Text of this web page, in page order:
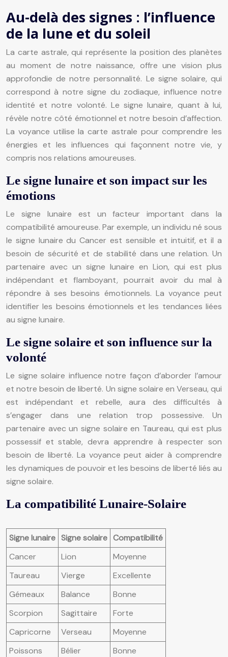
Au-delà des signes : l’influence
de la lune et du soleil
La carte astrale, qui représente la position des planètes
au moment de notre naissance, offre une vision plus
approfondie de notre personnalité. Le signe solaire, qui
correspond à notre signe du zodiaque, influence notre
identité et notre volonté. Le signe lunaire, quant à lui,
révèle notre côté émotionnel et notre besoin d’affection.
La voyance utilise la carte astrale pour comprendre les
énergies et les influences qui façonnent notre vie, y
compris nos relations amoureuses.
Le signe lunaire et son impact sur les
émotions
Le signe lunaire est un facteur important dans la
compatibilité amoureuse. Par exemple, un individu né sous
le signe lunaire du Cancer est sensible et intuitif, et il a
besoin de sécurité et de stabilité dans une relation. Un
partenaire avec un signe lunaire en Lion, qui est plus
indépendant et flamboyant, pourrait avoir du mal à
répondre à ses besoins émotionnels. La voyance peut
identifier les besoins émotionnels et les tendances liées
au signe lunaire.
Le signe solaire et son influence sur la
volonté
Le signe solaire influence notre façon d’aborder l’amour
et notre besoin de liberté. Un signe solaire en Verseau, qui
est indépendant et rebelle, aura des difficultés à
s’engager dans une relation trop possessive. Un
partenaire avec un signe solaire en Taureau, qui est plus
possessif et stable, devra apprendre à respecter son
besoin de liberté. La voyance peut aider à comprendre
les dynamiques de pouvoir et les besoins de liberté liés au
signe solaire.
La compatibilité Lunaire-Solaire
Signe lunaire Signe solaire Compatibilité
Cancer
Lion
Moyenne
Taureau
Vierge
Excellente
Gémeaux
Balance
Bonne
Scorpion
Sagittaire
Forte
Capricorne
Verseau
Moyenne
Poissons
Bélier Bonne